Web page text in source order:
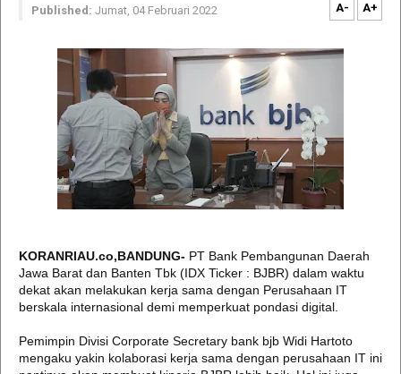
Published: Jumat, 04 Februari 2022 A- A+
KORANRIAU.co,BANDUNG- PT Bank Pembangunan Daerah
Jawa Barat dan Banten Tbk (IDX Ticker : BJBR) dalam waktu
dekat akan melakukan kerja sama dengan Perusahaan IT
berskala internasional demi memperkuat pondasi digital.
Pemimpin Divisi Corporate Secretary bank bjb Widi Hartoto
mengaku yakin kolaborasi kerja sama dengan perusahaan IT ini